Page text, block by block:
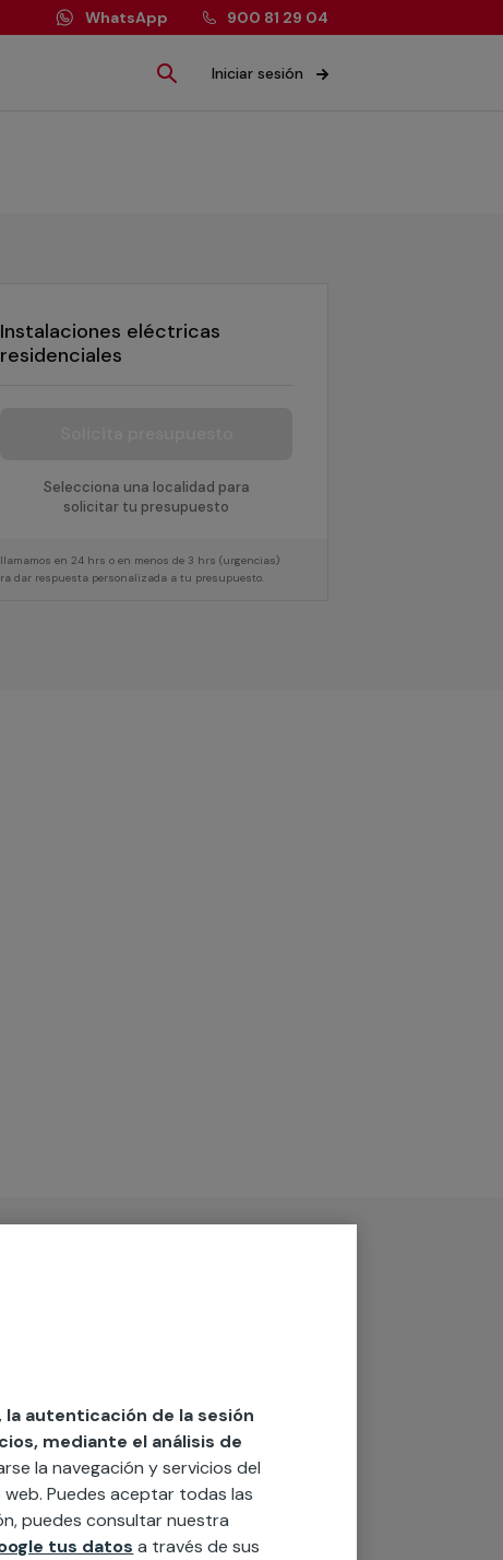
WhatsApp 900 81 29 04
Iniciar sesión
Instalaciones eléctricas
residenciales
Selecciona una localidad para
solicitar tu presupuesto
llamamos en 24 hrs o en menos de 3 hrs (urgencias)
dar respuesta personalizada a tu presupuesto.
autenticación de la sesión
mediante el análisis de
la navegación y servicios del
Puedes aceptar todas las
puedes consultar nuestra
tus datos a través de sus